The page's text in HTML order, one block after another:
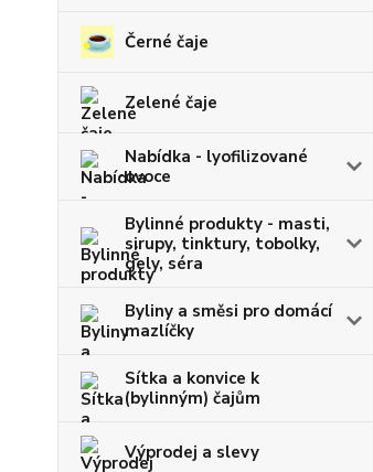
Černé čaje
Zelené čaje
Nabídka - lyofilizované
ovoce
Bylinné produkty - masti,
sirupy, tinktury, tobolky,
gely, séra
Byliny a směsi pro domácí
mazlíčky
Sítka a konvice k
(bylinným) čajům
Výprodej a slevy